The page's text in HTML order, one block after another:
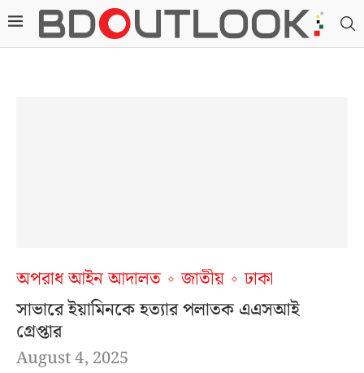
অপরাধ আইন আদালত জাতীয়
ঢাকা
সাভারে ইয়ামিনকে হত্যার পলাতক এএসআই
গ্রেপ্তার
August 4, 2025